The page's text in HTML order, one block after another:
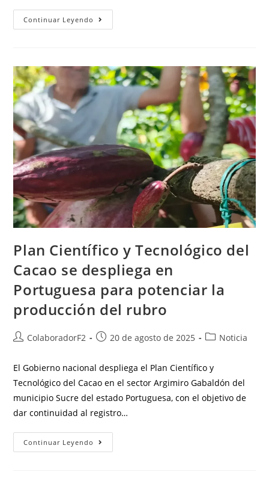
Continuar Leyendo
Plan Científico y Tecnológico del
Cacao se despliega en
Portuguesa para potenciar la
producción del rubro
ColaboradorF2 20 de agosto de 2025 Noticia
El Gobierno nacional despliega el Plan Científico y
Tecnológico del Cacao en el sector Argimiro Gabaldón del
municipio Sucre del estado Portuguesa, con el objetivo de
dar continuidad al registro…
Continuar Leyendo